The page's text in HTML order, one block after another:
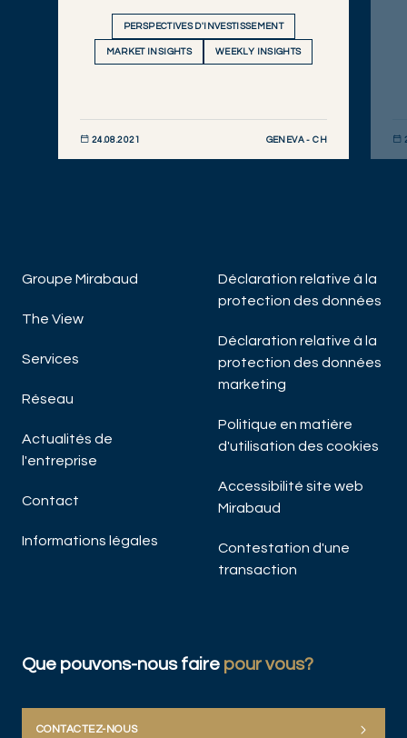
PERSPECTIVES D'INVESTISSEMENT
MARKET INSIGHTS WEEKLY INSIGHTS
24.08.2021 GENEVA - CH
Groupe Mirabaud
The View
Services
Réseau
Actualités de
l'entreprise
Contact
Informations légales
Déclaration relative à la
protection des données
Déclaration relative à la
protection des données
marketing
Politique en matière
d'utilisation des cookies
Accessibilité site web
Mirabaud
Contestation d'une
transaction
Que pouvons-nous faire pour vous?
CONTACTEZ-NOUS